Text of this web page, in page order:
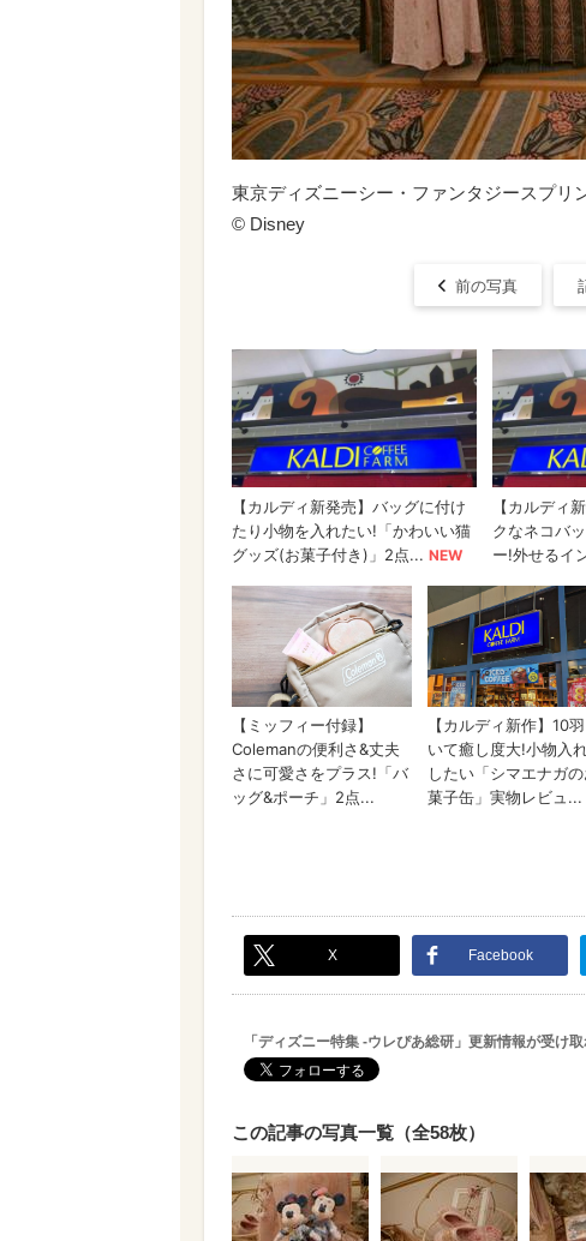
東京ディズニーシー・ファンタジースプリ
© Disney
前の写真
X Facebook
「ディズニー特集 -ウレぴあ総研」更新情報が受け
この記事の写真一覧（全58枚）